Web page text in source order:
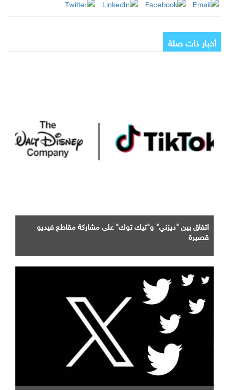
أخبار ذات صلة
اتفاق بين "ديزني" و"تيك توك" على مشاركة مقاطع فيديو
قصيرة